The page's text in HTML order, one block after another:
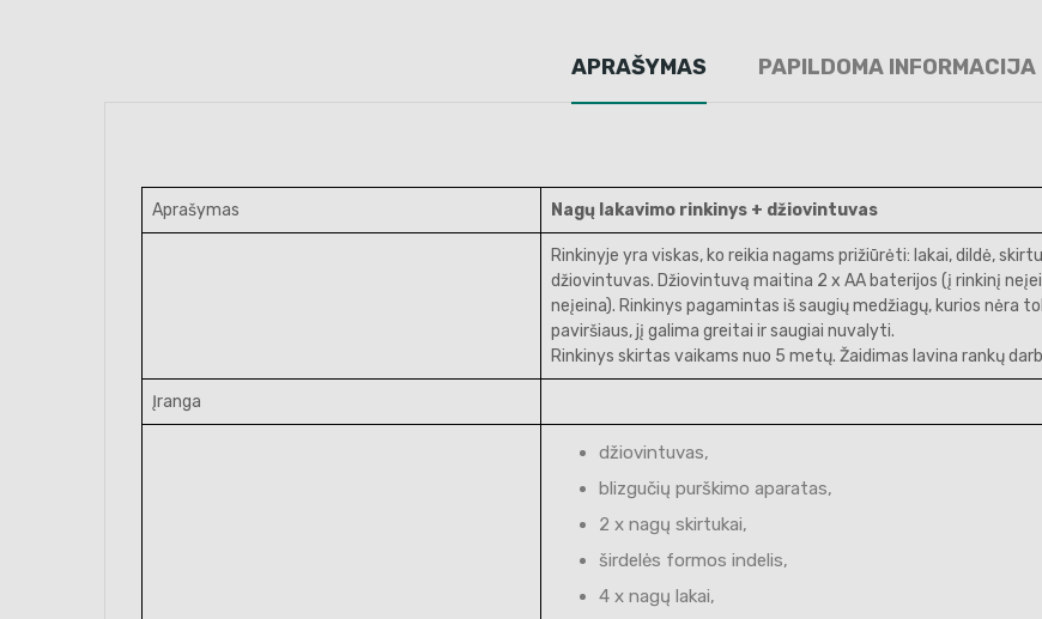
APRAŠYMAS PAPILDOMA INFORMACIJA
Aprašymas Nagų lakavimo rinkinys + džiovintuvas
Rinkinyje yra viskas, ko reikia nagams prižiūrėti: lakai, dildė,
džiovintuvas. Džiovintuvą maitina 2 x AA baterijos (į rinkinį
neįeina). Rinkinys pagamintas iš saugių medžiagų, kurios nėra
paviršiaus, jį galima greitai ir saugiai nuvalyti.
Rinkinys skirtas vaikams nuo 5 metų. Žaidimas lavina rankų
Įranga
džiovintuvas,
blizgučių purškimo aparatas,
2 x nagų skirtukai,
širdelės formos indelis,
4 x nagų lakai,